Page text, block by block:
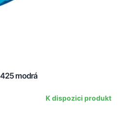
modrá
K dispozici produkt